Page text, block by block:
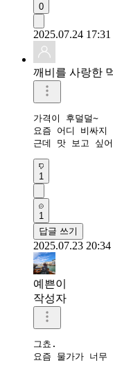
0
2025.07.24 17:31
깨비를 사랑한
가격이 후덜덜~
요즘 어디 비싸지
근데 맛 보고 싶어
1
1
답글 쓰기
2025.07.23 20:34
예쁜이
작성자
그쵸.
요즘 물가가 너